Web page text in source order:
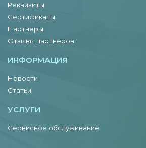
Реквизиты
Сертификаты
Партнеры
Отзывы партнеров
ИНФОРМАЦИЯ
Новости
Статьи
УСЛУГИ
Сервисное обслуживание